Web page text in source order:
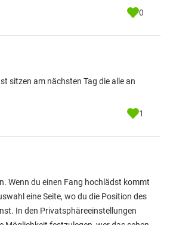
0
sitzen am nächsten Tag die alle an
1
Wenn du einen Fang hochlädst kommt
eine Seite, wo du die Position des
In den Privatsphäreeinstellungen